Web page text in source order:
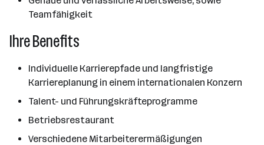
Teamfähigkeit
Ihre Benefits
Individuelle Karrierepfade und langfristige
Karriereplanung in einem internationalen Konzern
Talent- und Führungskräfteprogramme
Betriebsrestaurant
Verschiedene Mitarbeiterermäßigungen